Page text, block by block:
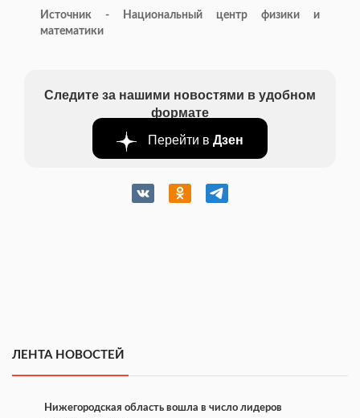
Источник - Национальный центр физики и
математики
Следите за нашими новостями в удобном
формате
Перейти в Дзен
ЛЕНТА НОВОСТЕЙ
Нижегородская область вошла в число лидеров